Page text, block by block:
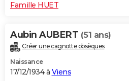
Famille HUET
Aubin AUBERT (51 ans)
Créer une cagnotte obsèques
Naissance
17/12/1934 à Viens